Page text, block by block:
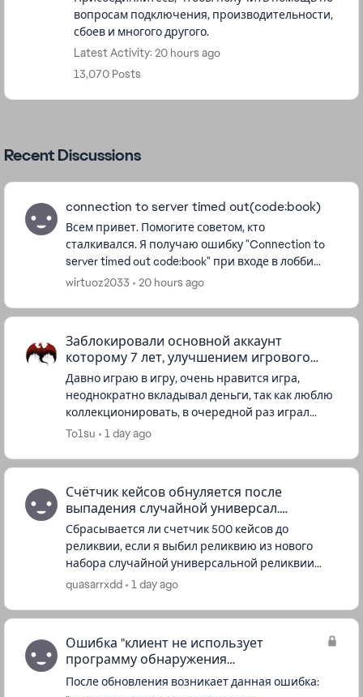
вопросам подключения, производительности,
сбоев и многого другого.
Latest Activity: 20 hours ago
13,070 Posts
Recent Discussions
connection to server timed out(code:book)
Всем привет. Помогите советом, кто
сталкивался. Я получаю ошибку "Connection to
server timed out code:book" при входе в лобби
Apex Legends. Выбираю любой сервер, нажимаю
wirtuoz2033 20 hours ago
Заблокировали основной аккаунт
которому 7 лет, улучшением игрового
процесса
Давно играю в игру, очень нравится игра,
неоднократно вкладывал деньги, так как люблю
коллекционировать, в очередной раз играл
после матча выкинуло и написало что аккаунт
To1su 1 day ago
Счётчик кейсов обнуляется после
выпадения случайной универсал.
реликвии?
Сбрасывается ли счетчик 500 кейсов до
реликвии, если я выбил реликвию из нового
набора случайной универсальной реликвии
реликвии. По сути я же покупаю её и все
quasarrxdd 1 day ago
Ошибка "клиент не использует
программу обнаружения
мошенничества..."
После обновления возникает данная ошибка: